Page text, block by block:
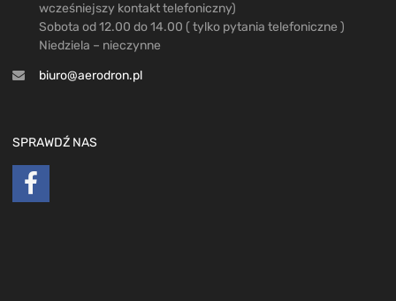
wcześniejszy kontakt telefoniczny)
Sobota od 12.00 do 14.00 ( tylko pytania telefoniczne )
Niedziela – nieczynne
biuro@aerodron.pl
SPRAWDŹ NAS